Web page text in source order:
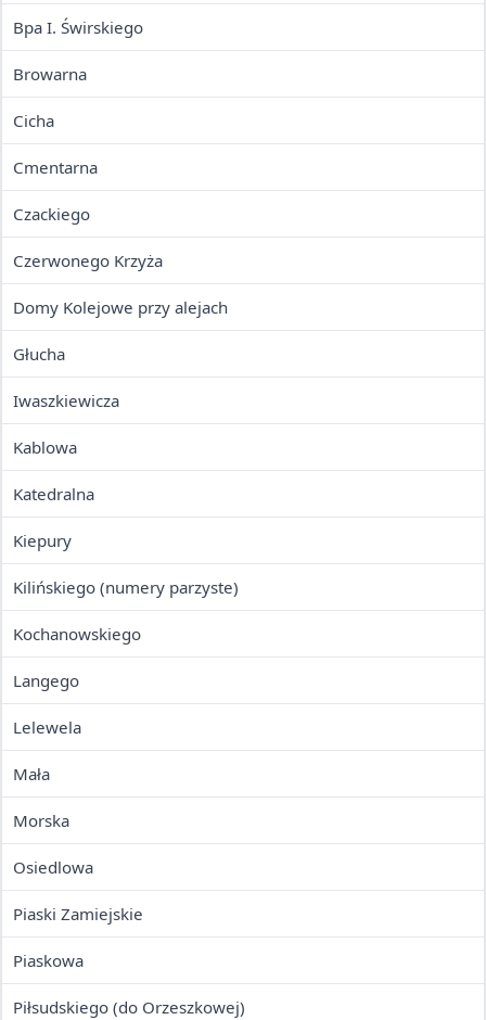
Bpa I. Świrskiego
Browarna
Cicha
Cmentarna
Czackiego
Czerwonego Krzyża
Domy Kolejowe przy alejach
Głucha
Iwaszkiewicza
Kablowa
Katedralna
Kiepury
Kilińskiego (numery parzyste)
Kochanowskiego
Langego
Lelewela
Mała
Morska
Osiedlowa
Piaski Zamiejskie
Piaskowa
Piłsudskiego (do Orzeszkowej)